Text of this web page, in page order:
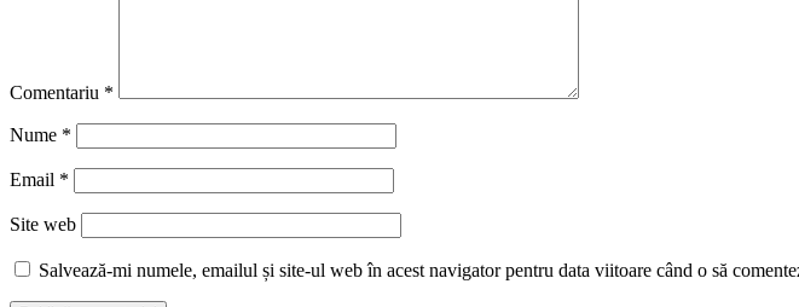
Comentariu *
Nume *
Email *
Site web
Salvează-mi numele, emailul și site-ul web în acest navigator pentru data viitoare când o să